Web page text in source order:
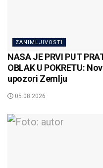
ZANIMLJIVOSTI
NASA JE PRVI PUT
OBLAK U POKRETU:
upozori Zemlju
05.08.2026